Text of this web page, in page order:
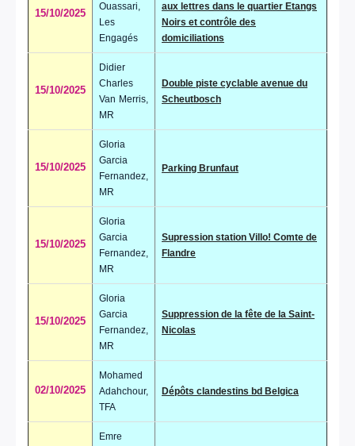
15/10/2025
Ouassari,
Les
Engagés
aux lettres dans le quartier Etangs
Noirs et contrôle des
domiciliations
15/10/2025
Didier
Charles
Van Merris,
MR
Double piste cyclable avenue du
Scheutbosch
15/10/2025
Gloria
Garcia
Fernandez,
MR
Parking Brunfaut
15/10/2025
Gloria
Garcia
Fernandez,
MR
Supression station Villo! Comte de
Flandre
15/10/2025
Gloria
Garcia
Fernandez,
MR
Suppression de la fête de la Saint-
Nicolas
02/10/2025
Mohamed
Adahchour,
TFA
Dépôts clandestins bd Belgica
Emre